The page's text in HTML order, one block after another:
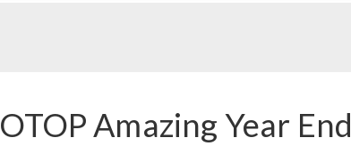
OTOP Amazing Year End